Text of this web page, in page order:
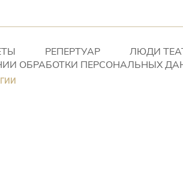
РЕПЕРТУАР ЛЮДИ
ОБРАБОТКИ ПЕРСОНАЛЬНЫХ